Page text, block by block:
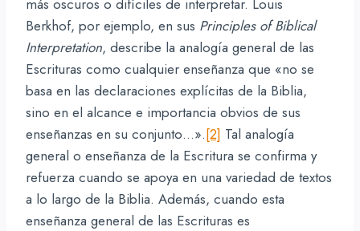
más oscuros o difíciles de interpretar. Louis
Berkhof, por ejemplo, en sus Principles of Biblical
Interpretation, describe la analogía general de las
Escrituras como cualquier enseñanza que «no se
basa en las declaraciones explícitas de la Biblia,
sino en el alcance e importancia obvios de sus
enseñanzas en su conjunto…».[2] Tal analogía
general o enseñanza de la Escritura se confirma y
refuerza cuando se apoya en una variedad de textos
a lo largo de la Biblia. Además, cuando esta
enseñanza general de las Escrituras es